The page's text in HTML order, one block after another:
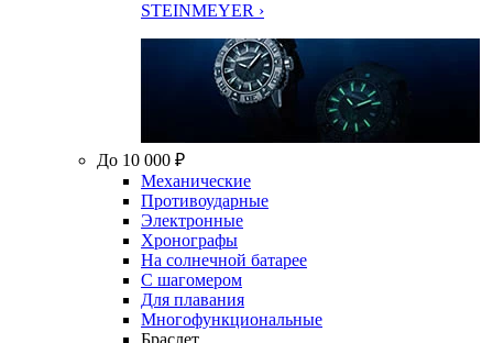
STEINMEYER ›
До 10 000 ₽
Механические
Противоударные
Электронные
Хронографы
На солнечной батарее
С шагомером
Для плавания
Многофункциональные
Браслет